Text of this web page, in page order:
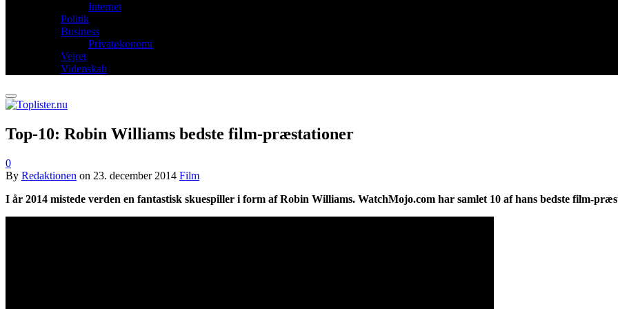
Internet
Politik
Business
Privatøkonomi
Vejret
Videnskab
Top-10: Robin Williams bedste film-præstationer
0
By Redaktionen on 23. december 2014 Film
I år 2014 mistede verden en fantastisk skuespiller i form af Robin Williams. WatchMojo.com har samlet 10 af hans bedste film-